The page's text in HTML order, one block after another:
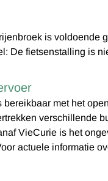
is voldoende
De fietsenstalling is
bereikbaar met het
verschillende
VieCurie is het
actuele informatie